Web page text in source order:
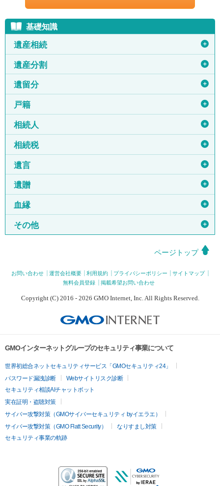
基礎知識
遺産相続 ＋
遺産分割 ＋
遺留分 ＋
戸籍 ＋
相続人 ＋
相続税 ＋
遺言 ＋
遺贈 ＋
血縁 ＋
その他 ＋
ページトップ
お問い合わせ 運営会社概要 利用規約 プライバシーポリシー
サイトマップ
無料会員登録
掲載希望お問い合わせ
Copyright (C) 2016 - 2026 GMO Internet, Inc. All Rights Reserved.
GMOインターネットグループのセキュリティ事業について
世界初総合ネットセキュリティサービス「GMOセキュリティ24」
パスワード漏洩診断
Webサイトリスク診断
セキュリティ相談AIチャットボット
実在証明・盗聴対策
サイバー攻撃対策（GMOサイバーセキュリティ byイエラエ）
サイバー攻撃対策（GMO Flatt Security）
なりすまし対策
セキュリティ事業の軌跡